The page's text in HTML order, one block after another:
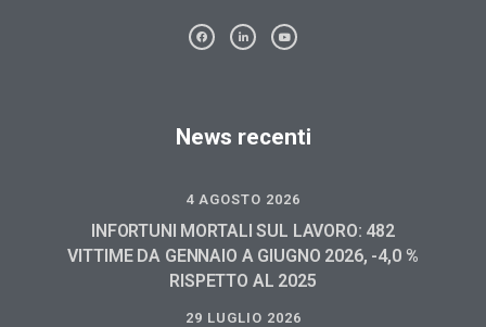
News recenti
4 AGOSTO 2026
INFORTUNI MORTALI SUL LAVORO: 482
VITTIME DA GENNAIO A GIUGNO 2026, -4,0 %
RISPETTO AL 2025
29 LUGLIO 2026